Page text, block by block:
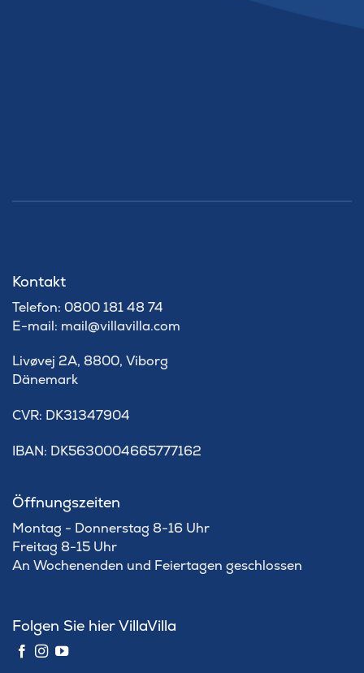
Kontakt
Telefon: 0800 181 48 74
E-mail: mail@villavilla.com
Livøvej 2A, 8800, Viborg
Dänemark
​CVR: DK31347904
IBAN: DK5630004665777162
Öffnungszeiten
Montag - Donnerstag 8-16 Uhr
Freitag 8-15 Uhr
An Wochenenden und Feiertagen geschlossen
Folgen Sie hier VillaVilla